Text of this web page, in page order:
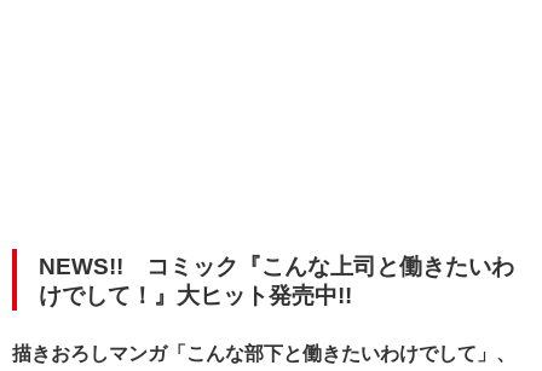
NEWS!! コミック『こんな上司と働きたいわ
けでして！』大ヒット発売中!!
描きおろしマンガ「こんな部下と働きたいわけでして」、